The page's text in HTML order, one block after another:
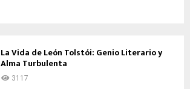
La Vida de León Tolstói: Genio Literario y
Alma Turbulenta
3117